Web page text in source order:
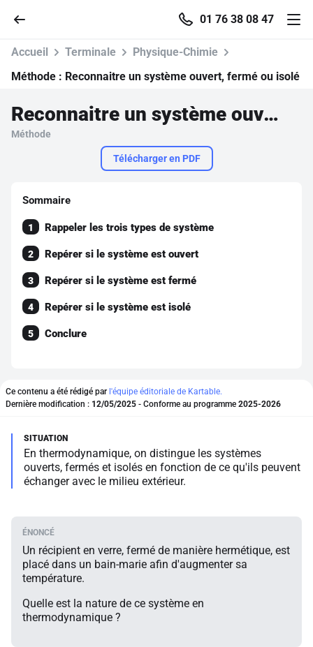
01 76 38 08 47
Accueil
Se connecter
Accueil Terminale
Physique-Chimie
Méthode : Reconnaitre un système ouvert, fermé ou isolé
Reconnaitre un système ouvert, fermé ou isolé
Méthode
Télécharger en PDF
Sommaire
1 Rappeler les trois types de système
2 Repérer si le système est ouvert
3 Repérer si le système est fermé
4 Repérer si le système est isolé
5 Conclure
Ce contenu a été rédigé par l'équipe éditoriale de Kartable.
Dernière modification : 12/05/2025 - Conforme au programme 2025-2026
En thermodynamique, on distingue les systèmes
ouverts, fermés et isolés en fonction de ce qu'ils peuvent
échanger avec le milieu extérieur.
Un récipient en verre, fermé de manière hermétique, est
placé dans un bain-marie afin d'augmenter sa
température.
Quelle est la nature de ce système en
thermodynamique ?